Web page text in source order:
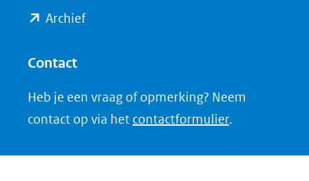
Archief(opent
(verwijst
naar
Contact
Heb je een vraag of opmerking? Neem
contact op via het contactformulier.